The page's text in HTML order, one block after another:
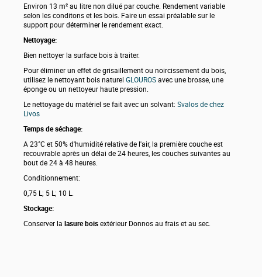
Environ 13 m² au litre non dilué par couche. Rendement variable
selon les conditons et les bois. Faire un essai préalable sur le
support pour déterminer le rendement exact.
Nettoyage:
Bien nettoyer la surface bois à traiter.
Pour éliminer un effet de grisaillement ou noircissement du bois,
utilisez le nettoyant bois naturel GLOUROSavec une brosse, une
éponge ou un nettoyeur haute pression.
Le nettoyage du matériel se fait avec un solvant: Svalos de chez
Livos
Temps de séchage:
A 23°C et 50% d'humidité relative de l'air, la première couche est
recouvrable après un délai de 24 heures, les couches suivantes au
bout de 24 à 48 heures.
Conditionnement:
0,75 L; 5 L; 10 L.
Stockage:
Conserver la lasure boisextérieur Donnos au frais et au sec.